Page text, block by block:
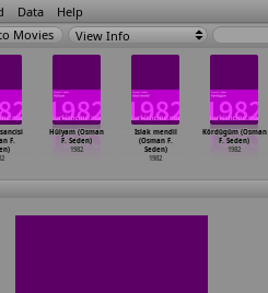
Data Help
View Info
F.
Hülyam (Osman
F. Seden)
1982
Islak mendil
(Osman F.
Seden)
1982
Kördügüm (Osman
F. Seden)
1982